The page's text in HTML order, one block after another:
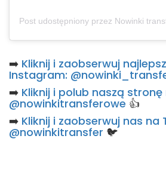
➡️ Kliknij i zaobserwuj
Instagram:
➡️ Kliknij i polub naszą
@nowinkitransferowe 👍
➡️ Kliknij i zaobserwuj nas na
@nowinkitransfer 🐦